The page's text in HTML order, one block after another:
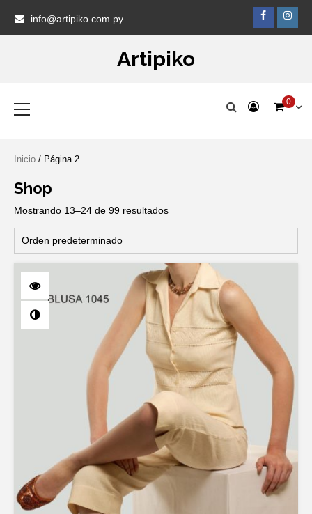
content
info@artipiko.com.py
Artipiko
Menu
0
Inicio / Página 2
Shop
Mostrando 13–24 de 99 resultados